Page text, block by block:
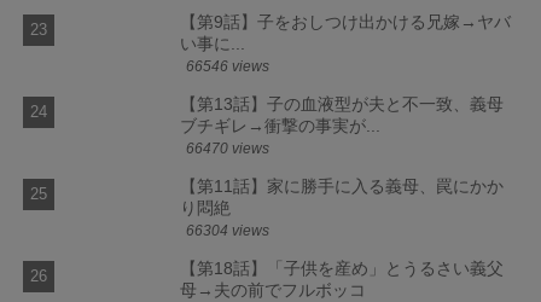
【第9話】子をおしつけ出かける兄嫁→ヤバ
い事に...
66546 views
【第13話】子の血液型が夫と不一致、義母
ブチギレ→衝撃の事実が...
66470 views
【第11話】家に勝手に入る義母、罠にかか
り悶絶
66304 views
【第18話】「子供を産め」とうるさい義父
母→夫の前でフルボッコ